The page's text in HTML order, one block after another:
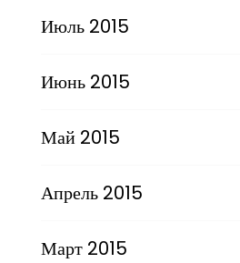
Июль 2015
Июнь 2015
Май 2015
Апрель 2015
Март 2015